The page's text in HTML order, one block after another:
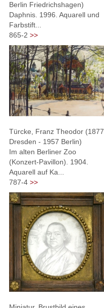
Berlin Friedrichshagen)
Daphnis. 1996. Aquarell und
Farbstift...
865-2 >>
Türcke, Franz Theodor (1877
Dresden - 1957 Berlin)
Im alten Berliner Zoo
(Konzert-Pavillon). 1904.
Aquarell auf Ka...
787-4 >>